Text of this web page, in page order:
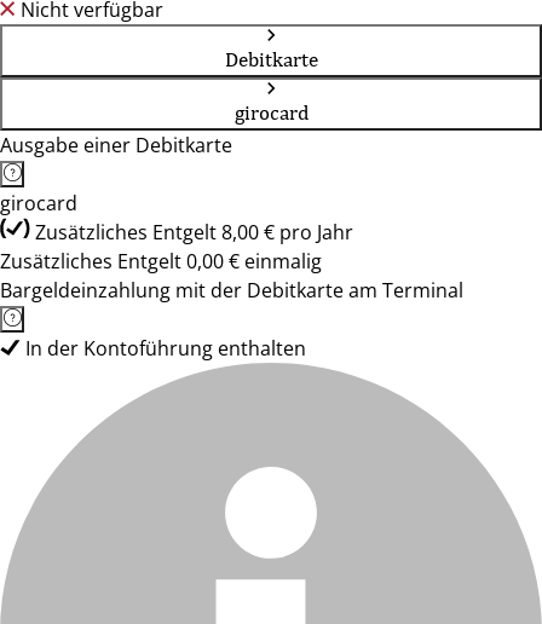
Nicht verfügbar
Debitkarte
girocard
Ausgabe einer Debitkarte
girocard
Zusätzliches Entgelt 8,00 € pro Jahr
Zusätzliches Entgelt 0,00 € einmalig
Bargeldeinzahlung mit der Debitkarte am Terminal
In der Kontoführung enthalten